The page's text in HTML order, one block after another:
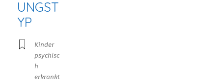
UNGST
YP
Kinder
psychisc
h
erkrankt